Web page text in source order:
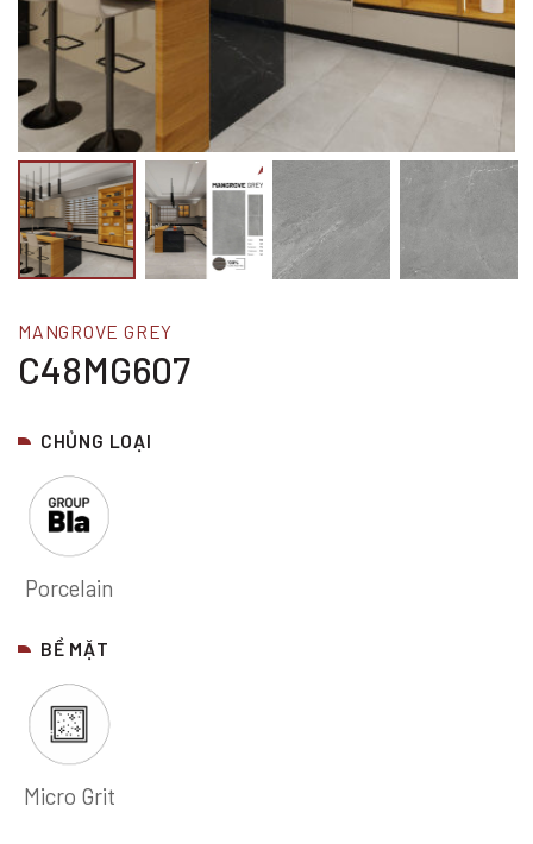
MANGROVE GREY
C48MG607
CHỦNG LOẠI
Porcelain
BỀ MẶT
Micro Grit